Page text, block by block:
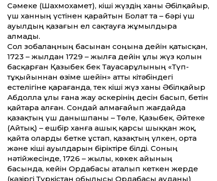
Сәмеке (Шахмохамет), кіші жүздің ханы Әбілқайыр,
үш ханның үстінен қарайтын Болат та – бәрі үш
ауылдың қазағын ел сақтауға жұмылдыра
алмады.
Сол зобалаңның басынан соңына дейін қатысқан,
1723 – жылдан 1729 – жылға дейін ұлы жүз қолын
басқарған Қазыбек бек Тауасарұлының «Түп-
тұқыйыннан өзіме шейін» ат­ты кітәбіндегі
естелігіне қарағанда, тек кіші жүз ханы Әбілқайыр
Абдолла ұлы ғана жау әскерінің десін басып, бетін
қайтара алған. Сондай алмағайып жағдайда
қазақтың үш данышпаны – Төле, Қазыбек, Әйтеке
(Айтық) – ешбір ханға ашық қарсы шыққан жоқ,
қайта оларды бетке ұстап, қазақтың үлкен, орта
және кіші ауылдарын біріктіре білді. Соның
нәтійжесінде, 1726 – жылы, көкек айының
басында, кейін Ордабасы аталып кеткен жерде
(қәзіргі Түркістан обылысы Ордабасы ауданы)